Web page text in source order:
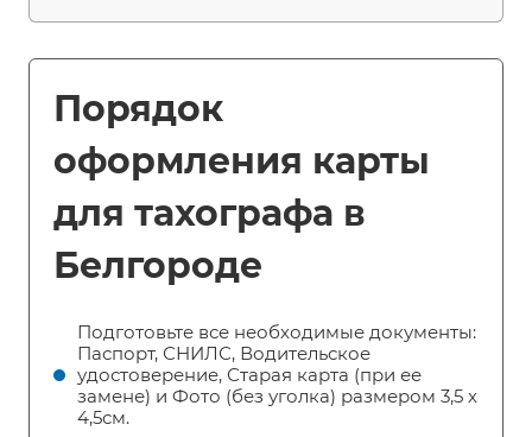
Порядок
оформления карты
для тахографа в
Белгороде
Подготовьте все необходимые документы:
Паспорт, СНИЛС, Водительское
удостоверение, Старая карта (при ее
замене) и Фото (без уголка) размером 3,5 х
4,5см.